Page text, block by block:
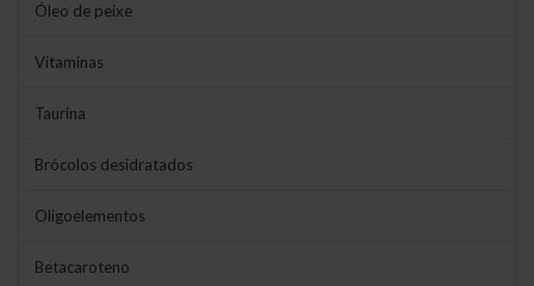
Óleo de peixe
Vitaminas
Taurina
Brócolos desidratados
Oligoelementos
Betacaroteno